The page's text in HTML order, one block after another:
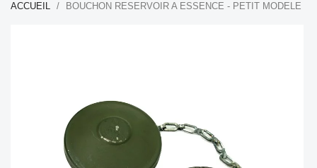
ACCUEIL BOUCHON RESERVOIR A ESSENCE - PETIT MODELE